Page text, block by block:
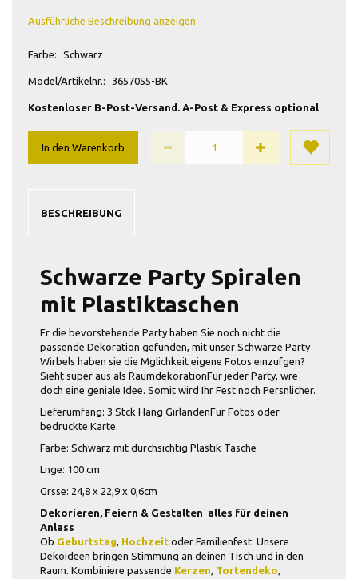
Ausführliche Beschreibung anzeigen
Farbe: Schwarz
Model/Artikelnr.: 3657055-BK
Kostenloser B-Post-Versand. A-Post & Express optional
In den Warenkorb
BESCHREIBUNG
Schwarze Party Spiralen
mit Plastiktaschen
Fr die bevorstehende Party haben Sie noch nicht die
passende Dekoration gefunden, mit unser Schwarze Party
Wirbels haben sie die Mglichkeit eigene Fotos einzufgen?
Sieht super aus als RaumdekorationFür jeder Party, wre
doch eine geniale Idee. Somit wird Ihr Fest noch Persnlicher.
Lieferumfang: 3 Stck Hang GirlandenFür Fotos oder
bedruckte Karte.
Farbe: Schwarz mit durchsichtig Plastik Tasche
Lnge: 100 cm
Grsse: 24,8 x 22,9 x 0,6cm
Dekorieren, Feiern & Gestalten  alles für deinen
Anlass
Ob Geburtstag, Hochzeit oder Familienfest: Unsere
Dekoideen bringen Stimmung an deinen Tisch und in den
Raum. Kombiniere passende Kerzen, Tortendeko,